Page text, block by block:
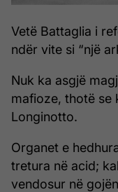
Vetë Battaglia i
ndër vite si “një
Nuk ka asgjë
mafioze, thotë se
Longinotto.
Organet e
tretura në acid;
vendosur në